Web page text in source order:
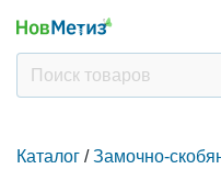
Каталог / Замочно-